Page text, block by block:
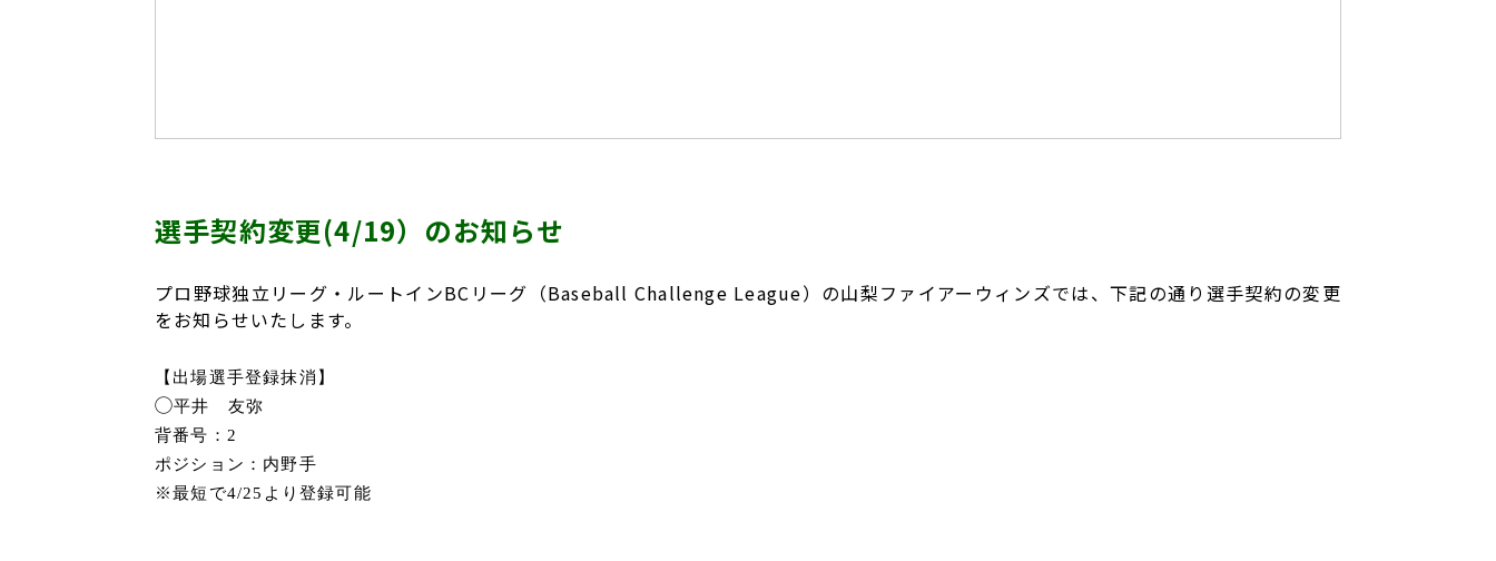
選手契約変更(4/19）のお知らせ
プロ野球独立リーグ・ルートインBCリーグ（Baseball Challenge League）の山梨ファイアーウィンズでは、下記の通り選手契約の変更
をお知らせいたします。
【出場選手登録抹消】
◯平井 友弥
背番号：2
ポジション：内野手
※最短で4/25より登録可能